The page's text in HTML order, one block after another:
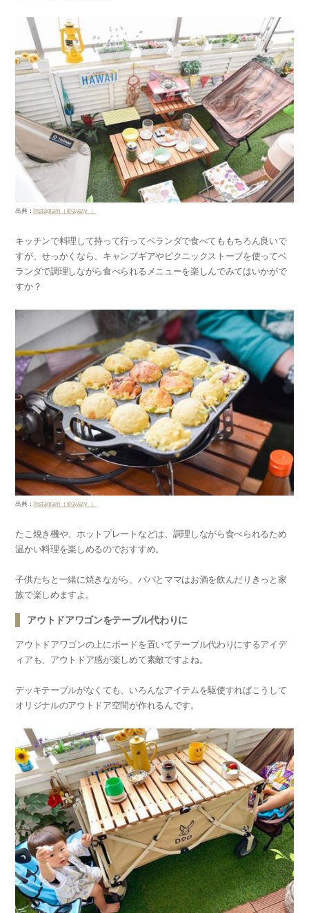
出典： Instagram（＠ayaty_）
キッチンで料理して持って行ってベランダで食べてももちろん良いで
すが、せっかくなら、キャンプギアやピクニックストーブを使ってベ
ランダで調理しながら食べられるメニューを楽しんでみてはいかがで
すか？
出典： Instagram（＠ayaty_）
たこ焼き機や、ホットプレートなどは、調理しながら食べられるため
温かい料理を楽しめるのでおすすめ。
子供たちと一緒に焼きながら、パパとママはお酒を飲んだりきっと家
族で楽しめますよ。
アウトドアワゴンをテーブル代わりに
アウトドアワゴンの上にボードを置いてテーブル代わりにするアイデ
ィアも、アウトドア感が楽しめて素敵ですよね。
デッキテーブルがなくても、いろんなアイテムを駆使すればこうして
オリジナルのアウトドア空間が作れるんです。